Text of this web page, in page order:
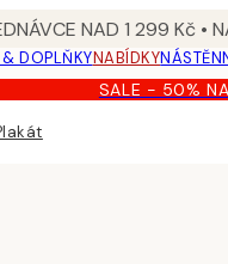
NAD 1 299 Kč •
DOPLŇKYNABÍDKY
SALE - 50%